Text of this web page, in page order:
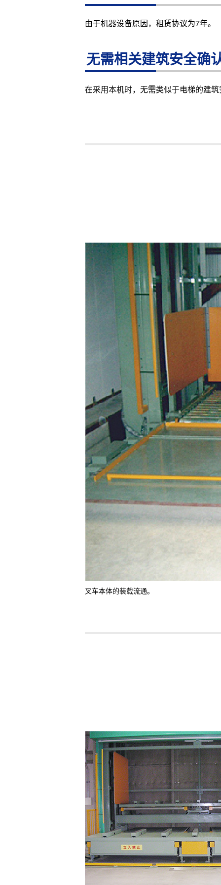
由于机器设备原因，租赁协议为7年。
无需相关建筑安全确
在采用本机时，无需类似于电梯的建
叉车本体的装载流通。